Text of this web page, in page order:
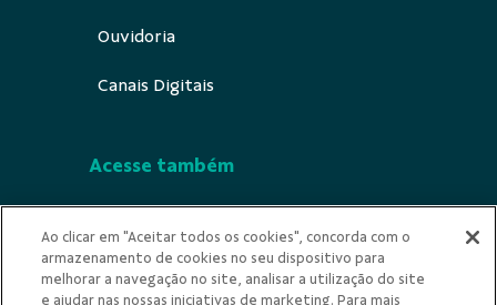
Ouvidoria
Canais Digitais
Acesse também
Indícios de Ilícitude
Ao clicar em "Aceitar todos os cookies", concorda com o
armazenamento de cookies no seu dispositivo para
melhorar a navegação no site, analisar a utilização do site
e ajudar nas nossas iniciativas de marketing. Para mais